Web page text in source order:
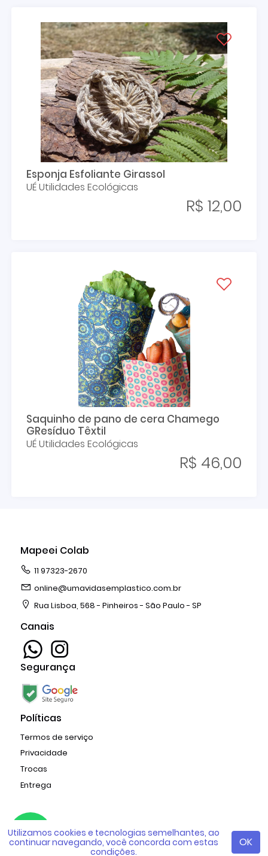
Utilizamos cookies e tecnologias semelhantes, ao
continuar navegando, você concorda com estas
condições.
OK
Esponja Esfoliante Girassol
UÉ Utilidades Ecológicas
R$ 12,00
Saquinho de pano de cera Chamego
GResíduo Têxtil
UÉ Utilidades Ecológicas
R$ 46,00
Mapeei Colab
11 97323-2670
online@umavidasemplastico.com.br
Rua Lisboa, 568 - Pinheiros - São Paulo - SP
Canais
Segurança
Políticas
Termos de serviço
Privacidade
Trocas
Entrega
Copyright © 2026 Mapeei Colab
criado comAppCollaborative